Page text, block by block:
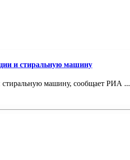
и стиральную машину
стиральную машину, сообщает РИА ...